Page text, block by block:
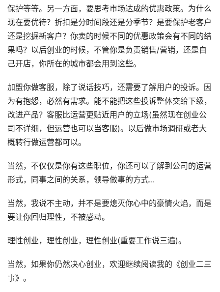
保护等等。另一方面，要思考市场达成的优惠政策。为什么
现在要优待？折扣是分时间段还是分季节？是要保护老客户
还是挖掘新客户？你卖的时候不同的优惠政策会有不同的结
果吗？以后创业的时候，不管你是负责销售/营销，还是自
己开店，你所在的城市都会用到这些。
加盟你做客服，除了说话技巧，还需要了解用户的投诉。因
为有抱怨，必然有需求。能不能把这些投诉整体交给下级，
改进产品？客服比运营更贴近用户的立场(虽然现在创业公
司不详细，但运营也可以当客服)。以后做市场调研或者大
概转行做运营都可以。
当然，不仅仅是你有这些职位，你还可以了解到公司的运营
形式，同事之间的关系，领导做事的方式...
当然，我说不主动，并不是要熄灭你心中的豪情火焰，而是
要让你回归理性，不被感动。
理性创业，理性创业，理性创业(重要工作说三遍)。
当然，如果你仍然决心创业，欢迎继续阅读我的《创业二三
事》。